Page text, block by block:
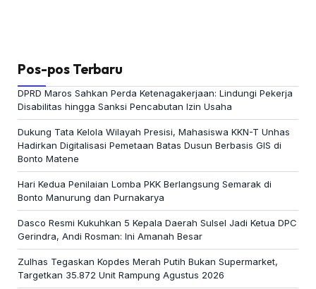
Pos-pos Terbaru
DPRD Maros Sahkan Perda Ketenagakerjaan: Lindungi Pekerja
Disabilitas hingga Sanksi Pencabutan Izin Usaha
Dukung Tata Kelola Wilayah Presisi, Mahasiswa KKN-T Unhas
Hadirkan Digitalisasi Pemetaan Batas Dusun Berbasis GIS di
Bonto Matene
Hari Kedua Penilaian Lomba PKK Berlangsung Semarak di
Bonto Manurung dan Purnakarya
Dasco Resmi Kukuhkan 5 Kepala Daerah Sulsel Jadi Ketua DPC
Gerindra, Andi Rosman: Ini Amanah Besar
Zulhas Tegaskan Kopdes Merah Putih Bukan Supermarket,
Targetkan 35.872 Unit Rampung Agustus 2026